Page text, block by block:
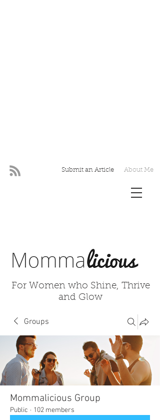
About Me
Submit an Article
For Women who Shine, Thrive
and Glow
Groups
Mommalicious Group
Public · 102 members